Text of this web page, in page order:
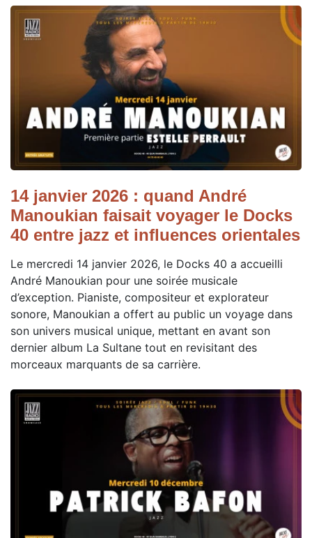
14 janvier 2026 : quand André
Manoukian faisait voyager le Docks
40 entre jazz et influences orientales
Le mercredi 14 janvier 2026, le Docks 40 a accueilli
André Manoukian pour une soirée musicale
d’exception. Pianiste, compositeur et explorateur
sonore, Manoukian a offert au public un voyage dans
son univers musical unique, mettant en avant son
dernier album La Sultane tout en revisitant des
morceaux marquants de sa carrière.